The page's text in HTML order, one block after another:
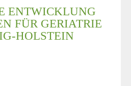
ENTWICKLUNG
FÜR GERIATRIE
HOLSTEIN